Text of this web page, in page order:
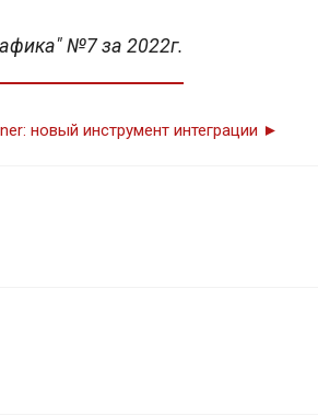
№7 за 2022г.
новый инструмент интеграции ►